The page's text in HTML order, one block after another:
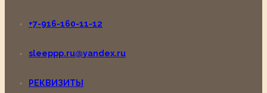
+7-916-160-11-12
sleeppp.ru@yandex.ru
РЕКВИЗИТЫ